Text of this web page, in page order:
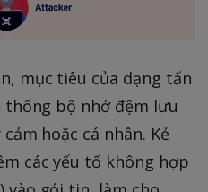
mục tiêu của dạng tấn
thống bộ nhớ đệm lưu
hoặc cá nhân. Kẻ
các yếu tố không hợp